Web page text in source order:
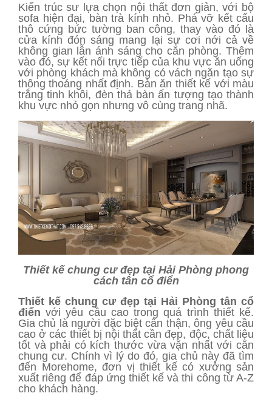
Kiến trúc sư lựa chọn nội thất đơn giản, với bộ
sofa hiện đại, bàn trà kính nhỏ. Phá vỡ kết cấu
thô cứng bức tường ban công, thay vào đó là
cửa kính đón sáng mang lại sự cơi nới cả về
không gian lẫn ánh sáng cho căn phòng. Thêm
vào đó, sự kết nối trực tiếp của khu vực ăn uống
với phòng khách mà không có vách ngăn tạo sự
thông thoáng nhất định. Bàn ăn thiết kế với màu
trắng tinh khôi, đèn thả bàn ấn tượng tạo thành
khu vực nhỏ gọn nhưng vô cùng trang nhã.
Thiết kế chung cư đẹp tại Hải Phòng phong
cách tân cổ điển
Thiết kế chung cư đẹp tại Hải Phòng tân cổ
điển với yêu cầu cao trong quá trình thiết kế.
Gia chủ là người đặc biệt cẩn thận, ông yêu cầu
cao ở các thiết bị nội thất cần đẹp, độc, chất liệu
tốt và phải có kích thước vừa vặn nhất với căn
chung cư. Chính vì lý do đó, gia chủ này đã tìm
đến Morehome, đơn vị thiết kế có xưởng sản
xuất riêng để đáp ứng thiết kế và thi công từ A-Z
cho khách hàng.